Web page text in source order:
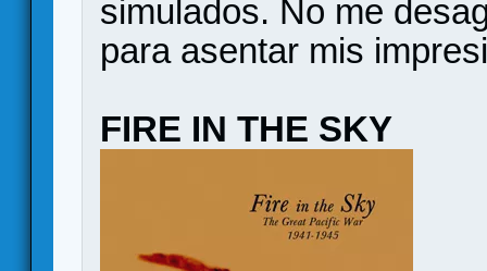
simulados. No me
para asentar mis
FIRE IN THE SKY